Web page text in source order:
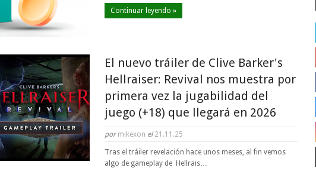
Continuar leyendo »
El nuevo tráiler de Clive Barker's
Hellraiser: Revival nos muestra por
primera vez la jugabilidad del
juego (+18) que llegará en 2026
por mikexon el21.11.25
Tras el tráiler revelación hace unos meses, al fin vemos
algo de gameplay de Hellrais…